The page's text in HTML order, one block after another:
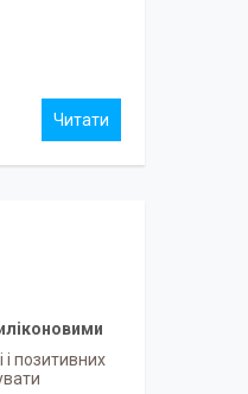
позитивних